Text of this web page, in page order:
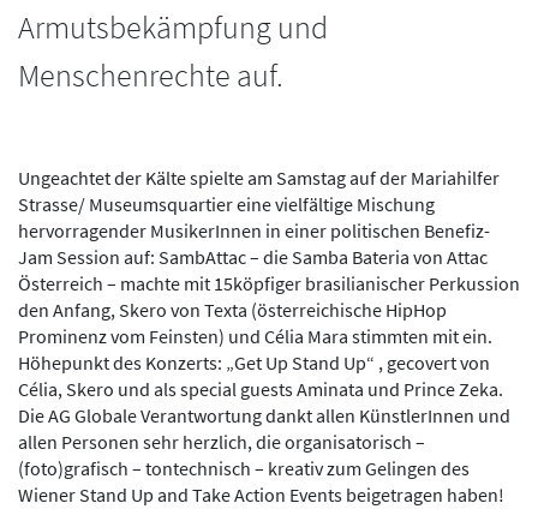
Armutsbekämpfung und
Menschenrechte auf.
Ungeachtet der Kälte spielte am Samstag auf der Mariahilfer
Strasse/ Museumsquartier eine vielfältige Mischung
hervorragender MusikerInnen in einer politischen Benefiz-
Jam Session auf: SambAttac – die Samba Bateria von Attac
Österreich – machte mit 15köpfiger brasilianischer Perkussion
den Anfang, Skero von Texta (österreichische HipHop
Prominenz vom Feinsten) und Célia Mara stimmten mit ein.
Höhepunkt des Konzerts: „Get Up Stand Up“ , gecovert von
Célia, Skero und als special guests Aminata und Prince Zeka.
Die AG Globale Verantwortung dankt allen KünstlerInnen und
allen Personen sehr herzlich, die organisatorisch –
(foto)grafisch – tontechnisch – kreativ zum Gelingen des
Wiener Stand Up and Take Action Events beigetragen haben!